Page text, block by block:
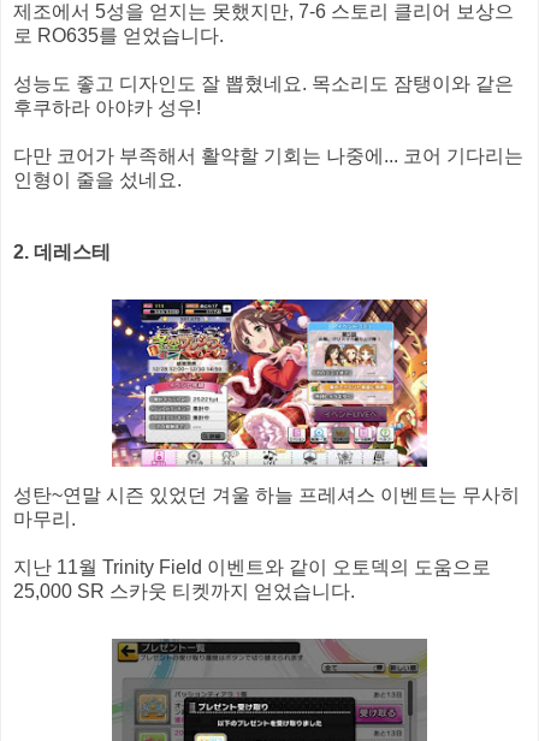
제조에서 5성을 얻지는 못했지만, 7-6 스토리 클리어 보상으
로 RO635를 얻었습니다.
성능도 좋고 디자인도 잘 뽑혔네요. 목소리도 잠탱이와 같은
후쿠하라 아야카 성우!
다만 코어가 부족해서 활약할 기회는 나중에... 코어 기다리는
인형이 줄을 섰네요.
2. 데레스테
성탄~연말 시즌 있었던 겨울 하늘 프레셔스 이벤트는 무사히
마무리.
지난 11월 Trinity Field 이벤트와 같이 오토덱의 도움으로
25,000 SR 스카웃 티켓까지 얻었습니다.